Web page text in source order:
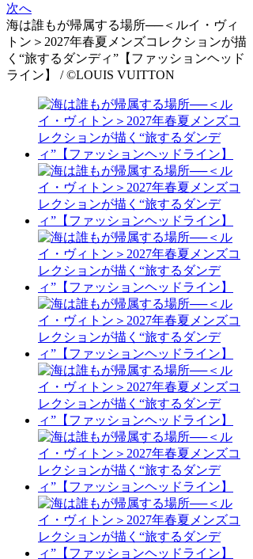
次へ
海は誰もが帰属する場所──＜ルイ・ヴィ
トン＞2027年春夏メンズコレクションが描
く“旅するダンディ”【ファッションヘッド
ライン】 / ©LOUIS VUITTON